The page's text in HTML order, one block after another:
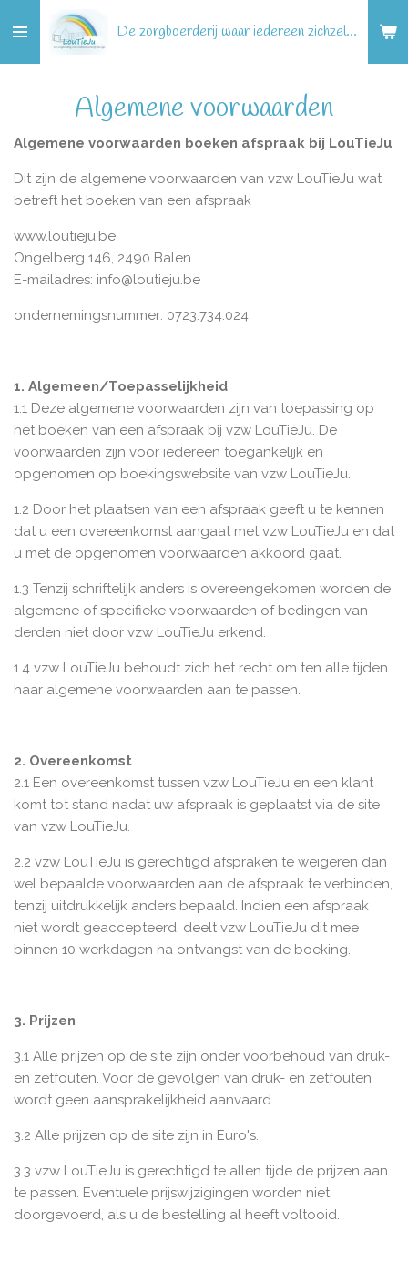
direct
naar
hoofdinhoud
De zorgboerderij waar iedereen zichzelf kan zijn!
Algemene voorwaarden
Algemene voorwaarden boeken afspraak bij LouTieJu
Dit zijn de algemene voorwaarden van vzw LouTieJu wat
betreft het boeken van een afspraak
www.loutieju.be
Ongelberg 146, 2490 Balen
E-mailadres: info@loutieju.be
ondernemingsnummer: 0723.734.024
1. Algemeen/Toepasselijkheid
1.1 Deze algemene voorwaarden zijn van toepassing op
het boeken van een afspraak bij vzw LouTieJu. De
voorwaarden zijn voor iedereen toegankelijk en
opgenomen op boekingswebsite van vzw LouTieJu.
1.2 Door het plaatsen van een afspraak geeft u te kennen
dat u een overeenkomst aangaat met vzw LouTieJu en dat
u met de opgenomen voorwaarden akkoord gaat.
1.3 Tenzij schriftelijk anders is overeengekomen worden de
algemene of specifieke voorwaarden of bedingen van
derden niet door vzw LouTieJu erkend.
1.4 vzw LouTieJu behoudt zich het recht om ten alle tijden
haar algemene voorwaarden aan te passen.
2. Overeenkomst
2.1 Een overeenkomst tussen vzw LouTieJu en een klant
komt tot stand nadat uw afspraak is geplaatst via de site
van vzw LouTieJu.
2.2 vzw LouTieJu is gerechtigd afspraken te weigeren dan
wel bepaalde voorwaarden aan de afspraak te verbinden,
tenzij uitdrukkelijk anders bepaald. Indien een afspraak
niet wordt geaccepteerd, deelt vzw LouTieJu dit mee
binnen 10 werkdagen na ontvangst van de boeking.
3. Prijzen
3.1 Alle prijzen op de site zijn onder voorbehoud van druk-
en zetfouten. Voor de gevolgen van druk- en zetfouten
wordt geen aansprakelijkheid aanvaard.
3.2 Alle prijzen op de site zijn in Euro's.
3.3 vzw LouTieJu is gerechtigd te allen tijde de prijzen aan
te passen. Eventuele prijswijzigingen worden niet
doorgevoerd, als u de bestelling al heeft voltooid.